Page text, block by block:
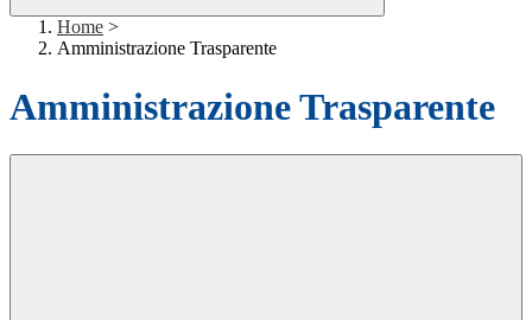
Home >
Amministrazione Trasparente
Amministrazione Trasparente